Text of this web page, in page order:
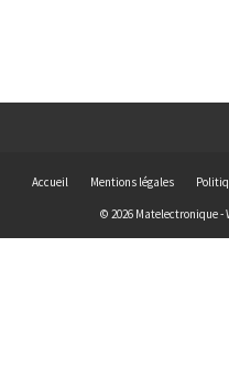
Accueil Mentions légales
© 2026 Matelectronique -